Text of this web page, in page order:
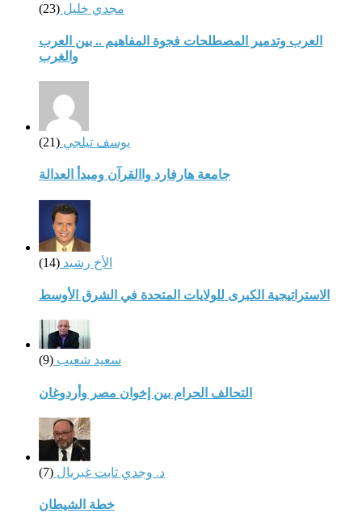
مجدي خليل (23)
العرب وتدمير المصطلحات فجوة المفاهيم .. بين العرب
والغرب
يوسف تيلجي (21)
جامعة هارفارد واالقرآن ومبدأ العدالة
الأخ رشيد (14)
الاستراتيجية الكبرى للولايات المتحدة في الشرق الأوسط
سعيد شعيب (9)
التحالف الحرام بين إخوان مصر وأردوغان
د. وجدي ثابت غبريال (7)
خطة الشيطان